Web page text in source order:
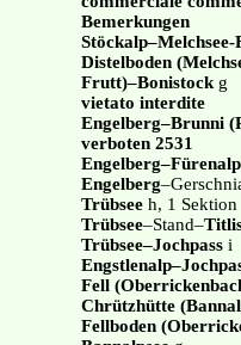
Bemerkungen
Distelboden
Frutt)–Bonistock g
vietato interdite
Engelberg–Brunni
verboten 2531
Engelberg–Fürenalp
Engelberg
Trübsee h, 1 Sektion
Trübsee–Stand–
Trübsee–Jochpass i
Fell
Chrützhütte
Fellboden